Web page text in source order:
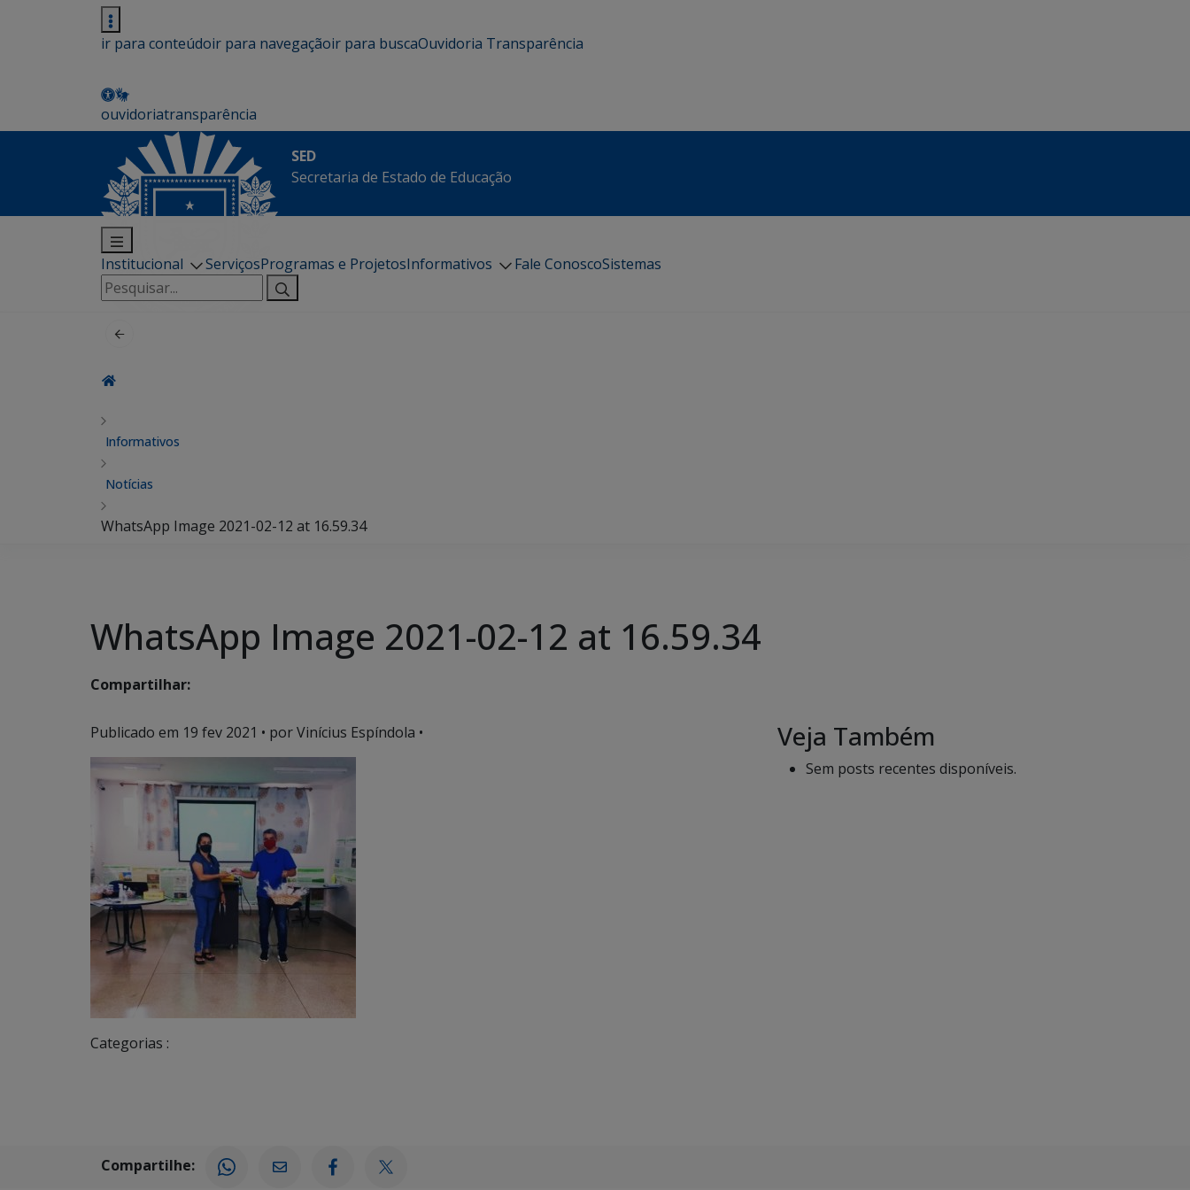
ir para conteúdoir para navegaçãoir para buscaOuvidoria Transparência
ouvidoriatransparência
SED
Secretaria de Estado de Educação
Institucional ServiçosProgramas e ProjetosInformativos Fale ConoscoSistemas
Pesquisar
por:
Informativos
Notícias
WhatsApp Image 2021-02-12 at 16.59.34
WhatsApp Image 2021-02-12 at 16.59.34
Compartilhar:
Publicado em 19 fev 2021 • por Vinícius Espíndola •
Categorias :
Veja Também
Sem posts recentes disponíveis.
Compartilhe: